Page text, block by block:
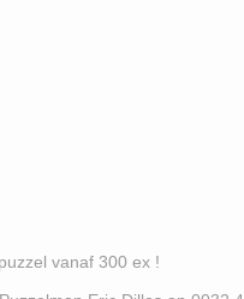
vanaf 300 ex !